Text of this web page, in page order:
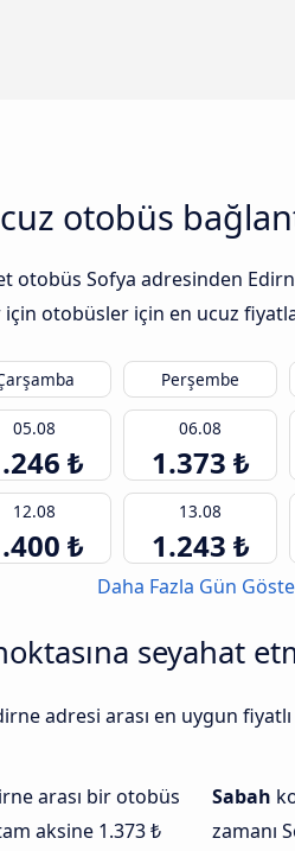
otobüs
otobüs Sofya adresinden
otobüsler için en ucuz
Perşembe
05.08
₺
06.08
1.373 ₺
12.08
₺
13.08
1.243 ₺
Daha Fazla Gün
seyahat
adresi arası en uygun
arası bir otobüs
aksine 1.373 ₺
Sabah
zamanı